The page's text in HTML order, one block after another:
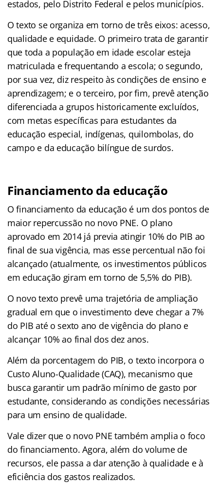
estados, pelo Distrito Federal e pelos municípios.
O texto se organiza em torno de três eixos: acesso,
qualidade e equidade. O primeiro trata de garantir
que toda a população em idade escolar esteja
matriculada e frequentando a escola; o segundo,
por sua vez, diz respeito às condições de ensino e
aprendizagem; e o terceiro, por fim, prevê atenção
diferenciada a grupos historicamente excluídos,
com metas específicas para estudantes da
educação especial, indígenas, quilombolas, do
campo e da educação bilíngue de surdos.
Financiamento da educação
O financiamento da educação é um dos pontos de
maior repercussão no novo PNE. O plano
aprovado em 2014 já previa atingir 10% do PIB ao
final de sua vigência, mas esse percentual não foi
alcançado (atualmente, os investimentos públicos
em educação giram em torno de 5,5% do PIB).
O novo texto prevê uma trajetória de ampliação
gradual em que o investimento deve chegar a 7%
do PIB até o sexto ano de vigência do plano e
alcançar 10% ao final dos dez anos.
Além da porcentagem do PIB, o texto incorpora o
Custo Aluno-Qualidade (CAQ), mecanismo que
busca garantir um padrão mínimo de gasto por
estudante, considerando as condições necessárias
para um ensino de qualidade.
Vale dizer que o novo PNE também amplia o foco
do financiamento. Agora, além do volume de
recursos, ele passa a dar atenção à qualidade e à
eficiência dos gastos realizados.